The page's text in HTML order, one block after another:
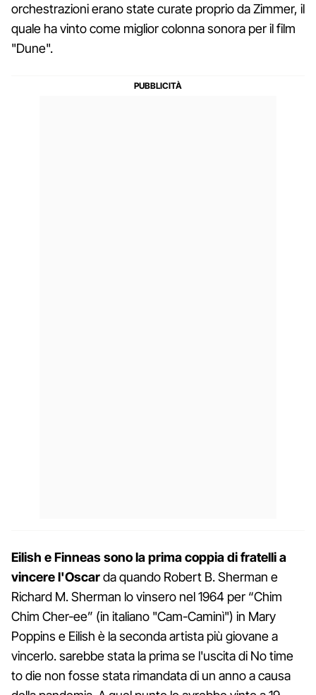
orchestrazioni erano state curate proprio da Zimmer, il
quale ha vinto come miglior colonna sonora per il film
"Dune".
Eilish e Finneas sono la prima coppia di fratelli a
vincere l'Oscarda quando Robert B. Sherman e
Richard M. Sherman lo vinsero nel 1964 per “Chim
Chim Cher-ee” (in italiano "Cam-Caminì") in Mary
Poppins e Eilish è la seconda artista più giovane a
vincerlo. sarebbe stata la prima se l'uscita di No time
to die non fosse stata rimandata di un anno a causa